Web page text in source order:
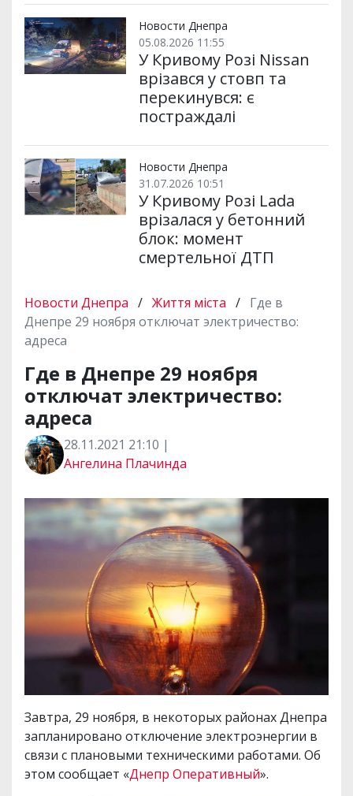
Новости Днепра
05.08.2026 11:55
У Кривому Розі Nissan
врізався у стовп та
перекинувся: є
постраждалі
Новости Днепра
31.07.2026 10:51
У Кривому Розі Lada
врізалася у бетонний
блок: момент
смертельної ДТП
Новости Днепра / Життя міста / Где в
Днепре 29 ноября отключат электричество:
адреса
Где в Днепре 29 ноября
отключат электричество:
адреса
28.11.2021 21:10 |
Ангелина Плачинда
Завтра, 29 ноября, в некоторых районах Днепра
запланировано отключение электроэнергии в
связи с плановыми техническими работами. Об
этом сообщает «Днепр Оперативный».